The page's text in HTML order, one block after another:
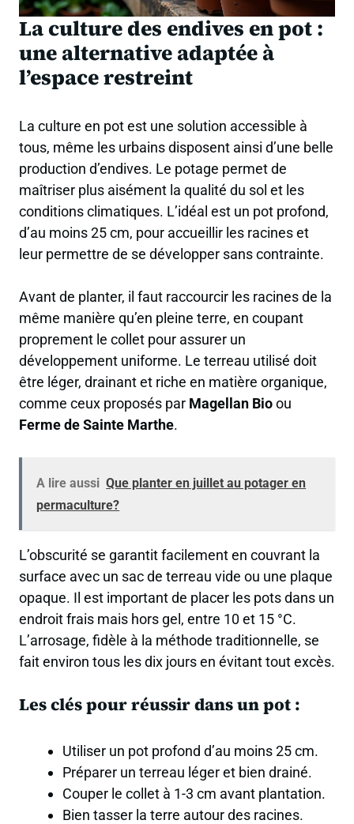
La culture des endives en pot :
une alternative adaptée à
l’espace restreint
La culture en pot est une solution accessible à
tous, même les urbains disposent ainsi d’une belle
production d’endives. Le potage permet de
maîtriser plus aisément la qualité du sol et les
conditions climatiques. L’idéal est un pot profond,
d’au moins 25 cm, pour accueillir les racines et
leur permettre de se développer sans contrainte.
Avant de planter, il faut raccourcir les racines de la
même manière qu’en pleine terre, en coupant
proprement le collet pour assurer un
développement uniforme. Le terreau utilisé doit
être léger, drainant et riche en matière organique,
comme ceux proposés par Magellan Bioou
Ferme de Sainte Marthe.
A lire aussi Que planter en juillet au potager en
permaculture?
L’obscurité se garantit facilement en couvrant la
surface avec un sac de terreau vide ou une plaque
opaque. Il est important de placer les pots dans un
endroit frais mais hors gel, entre 10 et 15 °C.
L’arrosage, fidèle à la méthode traditionnelle, se
fait environ tous les dix jours en évitant tout excès.
Les clés pour réussir dans un pot :
Utiliser un pot profond d’au moins 25 cm.
Préparer un terreau léger et bien drainé.
Couper le collet à 1-3 cm avant plantation.
Bien tasser la terre autour des racines.